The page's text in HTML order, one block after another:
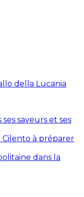
della Lucania
saveurs et ses
à préparer
dans la